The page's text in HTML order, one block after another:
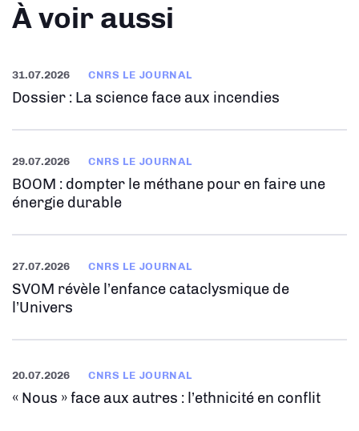
À voir aussi
31.07.2026 CNRS LE JOURNAL
Dossier : La science face aux incendies
29.07.2026 CNRS LE JOURNAL
BOOM : dompter le méthane pour en faire une
énergie durable
27.07.2026 CNRS LE JOURNAL
SVOM révèle l’enfance cataclysmique de
l’Univers
20.07.2026 CNRS LE JOURNAL
« Nous » face aux autres : l’ethnicité en conflit